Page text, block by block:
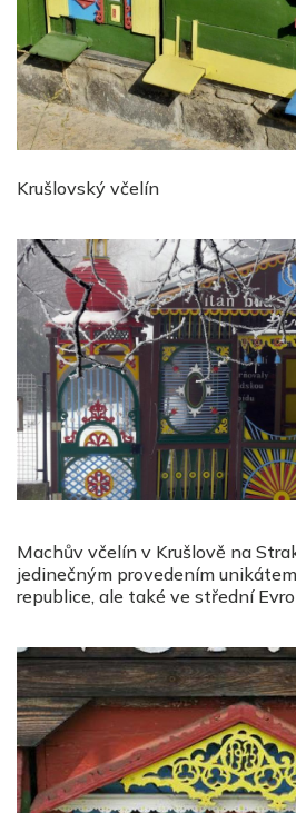
Krušlovský včelín
Machův včelín v Krušlově na
jedinečným provedením
republice, ale také ve střední